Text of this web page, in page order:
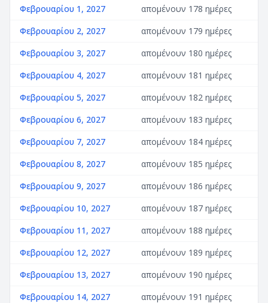
Φεβρουαρίου 1, 2027
απομένουν 178 ημέρες
Φεβρουαρίου 2, 2027
απομένουν 179 ημέρες
Φεβρουαρίου 3, 2027
απομένουν 180 ημέρες
Φεβρουαρίου 4, 2027
απομένουν 181 ημέρες
Φεβρουαρίου 5, 2027
απομένουν 182 ημέρες
Φεβρουαρίου 6, 2027
απομένουν 183 ημέρες
Φεβρουαρίου 7, 2027
απομένουν 184 ημέρες
Φεβρουαρίου 8, 2027
απομένουν 185 ημέρες
Φεβρουαρίου 9, 2027
απομένουν 186 ημέρες
Φεβρουαρίου 10, 2027
απομένουν 187 ημέρες
Φεβρουαρίου 11, 2027
απομένουν 188 ημέρες
Φεβρουαρίου 12, 2027
απομένουν 189 ημέρες
Φεβρουαρίου 13, 2027
απομένουν 190 ημέρες
Φεβρουαρίου 14, 2027
απομένουν 191 ημέρες